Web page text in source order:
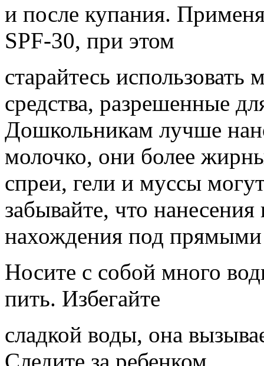
и после купания.
SPF-30, при этом
старайтесь
средства, разрешенные
Дошкольникам лучше
молочко, они более
спреи, гели и муссы
забывайте, что
нахождения под
Носите с собой много
пить. Избегайте
сладкой воды, она